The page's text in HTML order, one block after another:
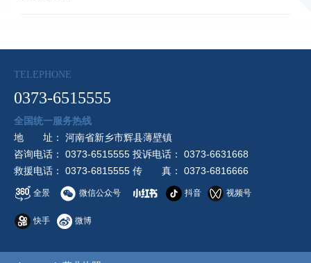
TELEPHONE
0373-6515555
全国统一服务热线
地 址： 河南省新乡市辉县薄壁镇
咨询电话： 0373-6515555 投诉电话： 0373-6631668
救援电话： 0373-6815555 传 真： 0373-6816666
全景 微信公众号 抖音 视频号
快手 微博